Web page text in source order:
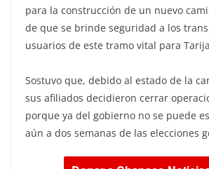
para la construcción de un nuevo
de que se brinde seguridad a los
usuarios de este tramo vital para
Sostuvo que, debido al estado de la
sus afiliados decidieron cerrar
porque ya del gobierno no se puede
aún a dos semanas de las elecciones